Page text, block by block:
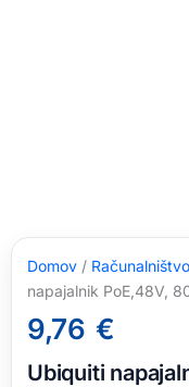
Domov / Računalništvo
napajalnik PoE,48V,
9,76 €
Ubiquiti